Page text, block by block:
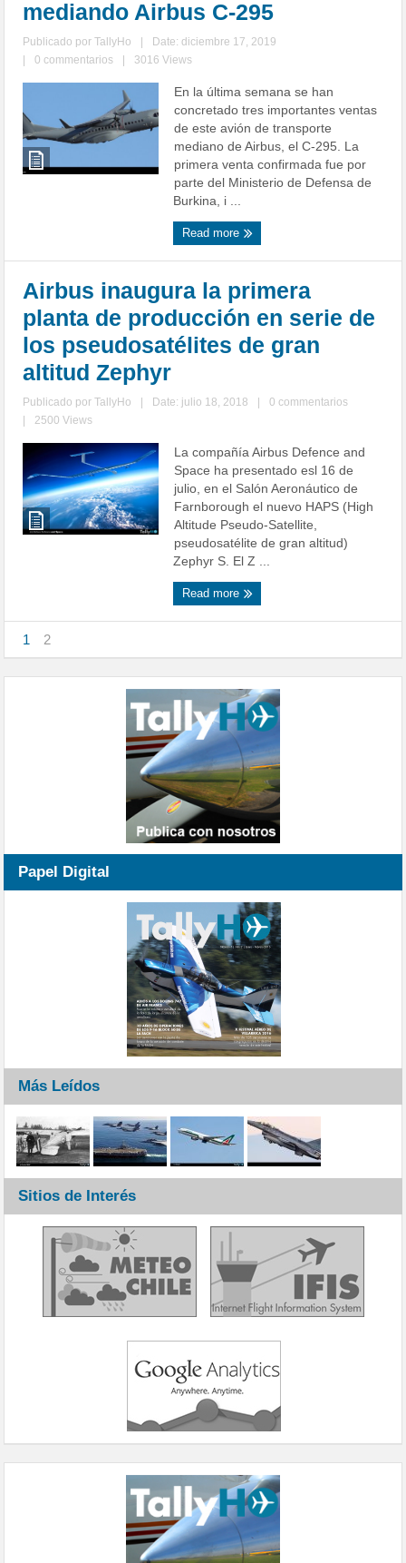
mediando Airbus C-295
Publicado porTallyHo
Date: diciembre 17, 2019
0 commentarios 3016 Views
En la última semana se han
concretado tres importantes ventas
de este avión de transporte
mediano de Airbus, el C-295. La
primera venta confirmada fue por
parte del Ministerio de Defensa de
Burkina, i ...
Read more
Airbus inaugura la primera
planta de producción en serie de
los pseudosatélites de gran
altitud Zephyr
Publicado porTallyHo Date: julio 18, 2018
0 commentarios
2500 Views
La compañía Airbus Defence and
Space ha presentado esl 16 de
julio, en el Salón Aeronáutico de
Farnborough el nuevo HAPS (High
Altitude Pseudo-Satellite,
pseudosatélite de gran altitud)
Zephyr S. El Z ...
Read more
1 2
Papel Digital
Más Leídos
Sitios de Interés